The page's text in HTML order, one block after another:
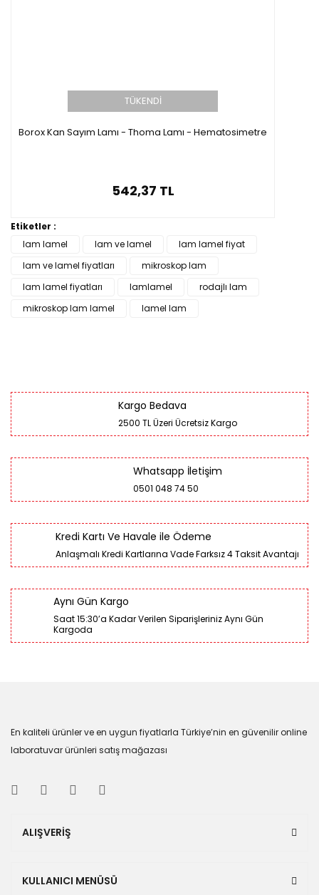
TÜKENDİ
Borox Kan Sayım Lamı - Thoma Lamı - Hematosimetre
542,37 TL
Etiketler :
lam lamel
lam ve lamel
lam lamel fiyat
lam ve lamel fiyatları
mikroskop lam
lam lamel fiyatları
lamlamel
rodajlı lam
mikroskop lam lamel
lamel lam
Kargo Bedava
2500 TL Üzeri Ücretsiz Kargo
Whatsapp İletişim
0501 048 74 50
Kredi Kartı Ve Havale ile Ödeme
Anlaşmalı Kredi Kartlarına Vade Farksız 4 Taksit Avantajı
Aynı Gün Kargo
Saat 15:30’a Kadar Verilen Siparişleriniz Aynı Gün
Kargoda
En kaliteli ürünler ve en uygun fiyatlarla Türkiye’nin en güvenilir online
laboratuvar ürünleri satış mağazası
ALIŞVERİŞ
KULLANICI MENÜSÜ